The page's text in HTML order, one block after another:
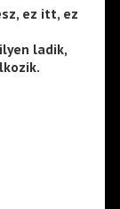
ez itt, ez
ladik,